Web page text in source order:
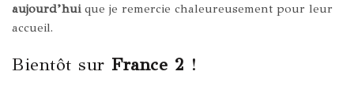
aujourd’hui que je remercie chaleureusement pour leur
accueil.
Bientôt sur France 2 !